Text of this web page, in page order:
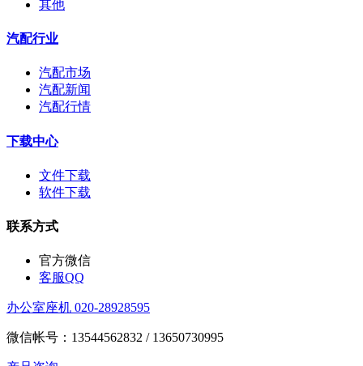
其他
汽配行业
汽配市场
汽配新闻
汽配行情
下载中心
文件下载
软件下载
联系方式
官方微信
客服QQ
办公室座机 020-28928595
微信帐号：13544562832 / 13650730995